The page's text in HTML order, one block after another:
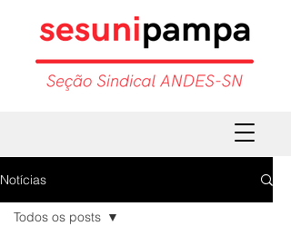
Notícias
Todos os posts